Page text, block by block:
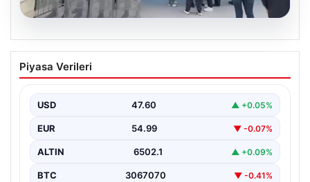
05.08.2026
Avcılar Belediyesi’ne operasyon. 12
şüpheli gözaltına alındı
Piyasa Verileri
USD 47.60 ▲ +0.05%
EUR 54.99 ▼ -0.07%
ALTIN 6502.1 ▲ +0.09%
BTC 3067070 ▼ -0.41%